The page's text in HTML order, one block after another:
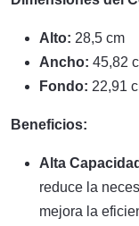
Alto: 28,5 cm
Ancho: 45,82
Fondo: 22,91
Beneficios:
Alta
reduce la
mejora la